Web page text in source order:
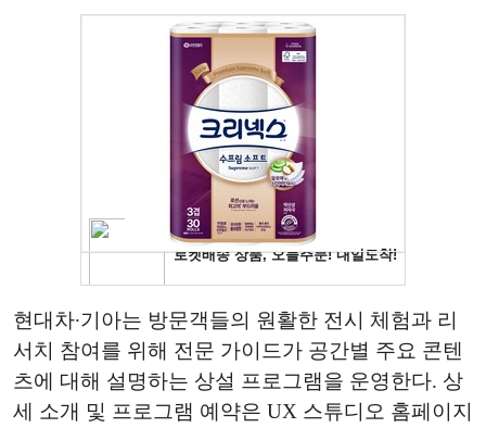
현대차∙기아는 방문객들의 원활한 전시 체험과 리
서치 참여를 위해 전문 가이드가 공간별 주요 콘텐
츠에 대해 설명하는 상설 프로그램을 운영한다. 상
세 소개 및 프로그램 예약은 UX 스튜디오 홈페이지